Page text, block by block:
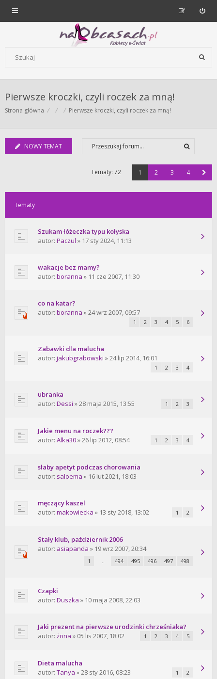
Forum dla kobiet | NaObcasach.pl
Pierwsze kroczki, czyli roczek za mną!
Strona główna Pierwsze kroczki, czyli roczek za mną!
NOWY TEMAT
Tematy: 72 1 2 3 4
Tematy
Szukam łóżeczka typu kołyska
autor: Paczul » 17 sty 2024, 11:13
wakacje bez mamy?
autor: boranna » 11 cze 2007, 11:30
co na katar?
autor: boranna » 24 wrz 2007, 09:57
1 2 3 4 5 6
Zabawki dla malucha
autor: jakubgrabowski » 24 lip 2014, 16:01
1 2 3 4
ubranka
autor: Dessi » 28 maja 2015, 13:55 1 2 3
Jakie menu na roczek???
autor: Alka30» 26 lip 2012, 08:54 1 2 3 4
słaby apetyt podczas chorowania
autor: saloema » 16 lut 2021, 18:03
męczący kaszel
autor: makowiecka » 13 sty 2018, 13:02 1 2
Stały klub, październik 2006
autor: asiapanda » 19 wrz 2007, 20:34
1 … 494 495 496 497 498
Czapki
autor: Duszka » 10 maja 2008, 22:03
Jaki prezent na pierwsze urodzinki chrześniaka?
autor: żona » 05 lis 2007, 18:02 1 2 3 4 5
Dieta malucha
autor: Tanya » 28 sty 2016, 08:23 1 2